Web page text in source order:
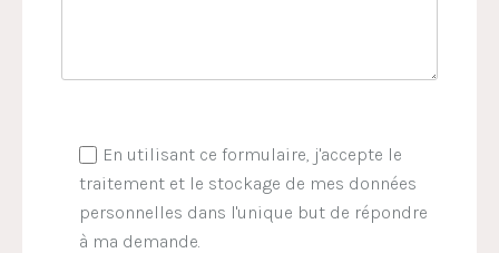
En utilisant ce formulaire, j'accepte le
traitement et le stockage de mes données
personnelles dans l'unique but de répondre
à ma demande.